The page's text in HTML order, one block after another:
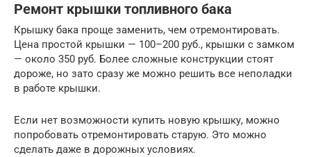
Ремонт крышки топливного бака
Крышку бака проще заменить, чем отремонтировать.
Цена простой крышки — 100–200 руб., крышки с замком
— около 350 руб. Более сложные конструкции стоят
дороже, но зато сразу же можно решить все неполадки
в работе крышки.
Если нет возможности купить новую крышку, можно
попробовать отремонтировать старую. Это можно
сделать даже в дорожных условиях.